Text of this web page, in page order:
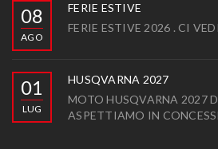
08
AGO
FERIE ESTIVE
FERIE ESTIVE 2026 . CI
01
LUG
HUSQVARNA 2027
MOTO HUSQVARNA 2027
ASPETTIAMO IN